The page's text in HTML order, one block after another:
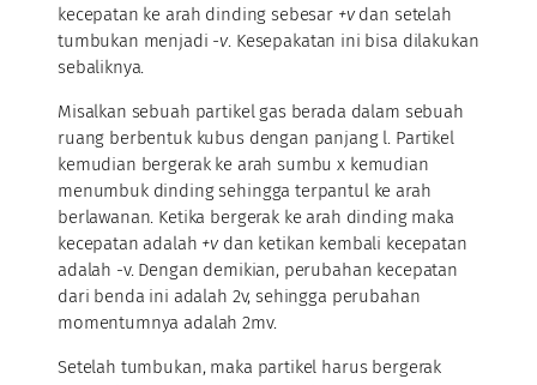
kecepatan ke arah dinding sebesar +vdan setelah
tumbukan menjadi -v. Kesepakatan ini bisa dilakukan
sebaliknya.
Misalkan sebuah partikel gas berada dalam sebuah
ruang berbentuk kubus dengan panjang l. Partikel
kemudian bergerak ke arah sumbu x kemudian
menumbuk dinding sehingga terpantul ke arah
berlawanan. Ketika bergerak ke arah dinding maka
kecepatan adalah +vdan ketikan kembali kecepatan
adalah -v. Dengan demikian, perubahan kecepatan
dari benda ini adalah 2v, sehingga perubahan
momentumnya adalah 2mv.
Setelah tumbukan, maka partikel harus bergerak